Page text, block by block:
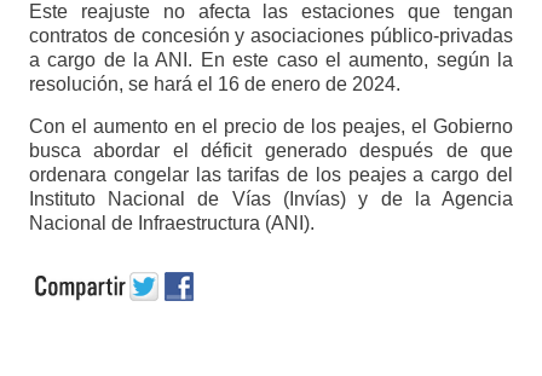
Este reajuste no afecta las estaciones que tengan
contratos de concesión y asociaciones público-privadas
a cargo de la ANI. En este caso el aumento, según la
resolución, se hará el 16 de enero de 2024.
Con el aumento en el precio de los peajes, el Gobierno
busca abordar el déficit generado después de que
ordenara congelar las tarifas de los peajes a cargo del
Instituto Nacional de Vías (Invías) y de la Agencia
Nacional de Infraestructura (ANI).